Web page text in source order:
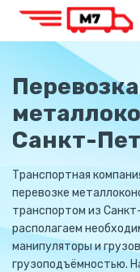
Перевозка
Санкт-
Транспортная
перевозке
транспортом из
располагаем
манипуляторы и
грузоподъёмностью.